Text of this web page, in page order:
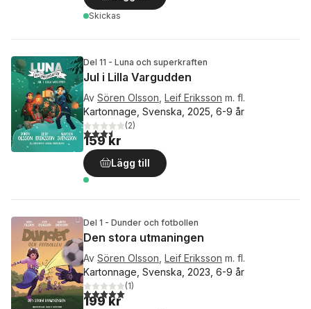
Skickas
Del 11 - Luna och superkraften
Jul i Lilla Vargudden
Av Sören Olsson Leif Eriksson m. fl.
Kartonnage, Svenska, 2025, 6-9 år
3,5utav 5 stjärnor. Totalt antal röster:
(2)
159 kr
Lägg till
Del 1 - Dunder och fotbollen
Den stora utmaningen
Av Sören Olsson Leif Eriksson m. fl.
Kartonnage, Svenska, 2023, 6-9 år
5,0utav 5 stjärnor. Totalt antal röster:
(1)
199 kr